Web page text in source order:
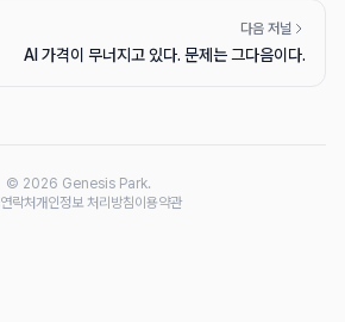
다음 저널
AI 가격이 무너지고 있다. 문제는 그다음이다.
© 2026 Genesis Park.
연락처개인정보 처리방침이용약관